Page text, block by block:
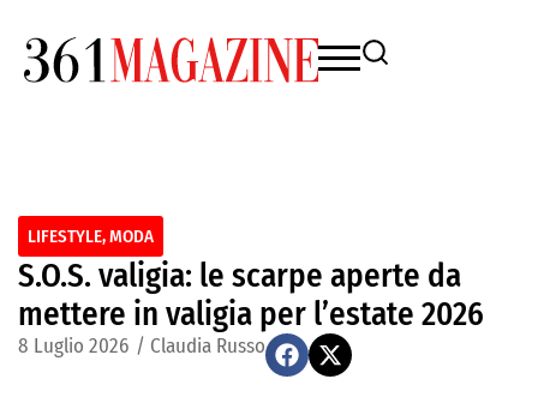
LIFESTYLE,MODA
S.O.S. valigia: le scarpe aperte da
mettere in valigia per l’estate 2026
8 Luglio 2026 / Claudia Russo